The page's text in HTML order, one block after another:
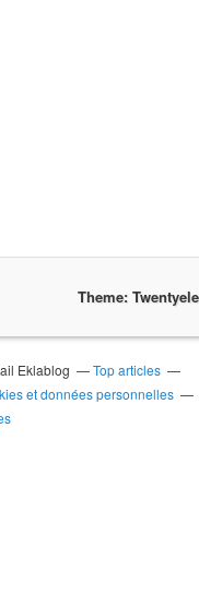
Theme:
Eklablog
Top articles
et données personnelles